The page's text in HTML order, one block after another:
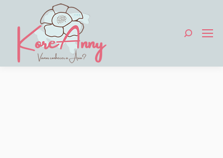
Search: